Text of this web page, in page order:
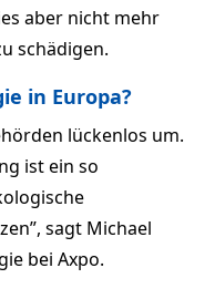
aber nicht mehr
schädigen.
in Europa?
lückenlos um.
ist ein so
sagt Michael
bei Axpo.